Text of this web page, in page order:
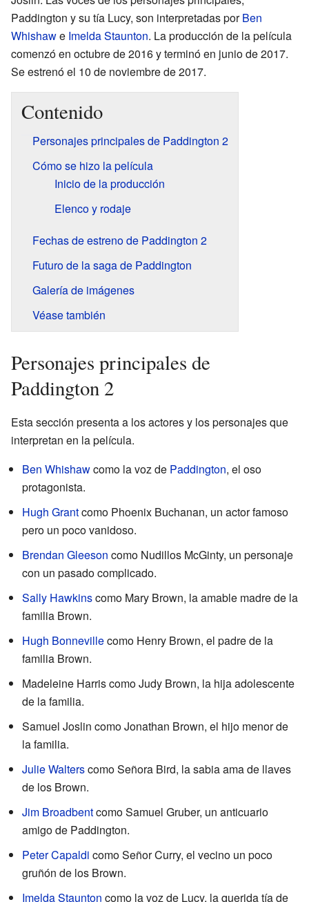
Paddington y su tía Lucy, son interpretadas porBen
Whishawe Imelda Staunton. La producción de la película
comenzó en octubre de 2016 y terminó en junio de 2017.
Se estrenó el 10 de noviembre de 2017.
Contenido
Personajes principales de Paddington 2
Cómo se hizo la película
Inicio de la producción
Elenco y rodaje
Fechas de estreno de Paddington 2
Futuro de la saga de Paddington
Galería de imágenes
Véase también
Personajes principales de
Paddington 2
Esta sección presenta a los actores y los personajes que
interpretan en la película.
Ben Whishawcomo la voz de Paddington, el oso
protagonista.
Hugh Grantcomo Phoenix Buchanan, un actor famoso
pero un poco vanidoso.
Brendan Gleeson como Nudillos McGinty, un personaje
con un pasado complicado.
Sally Hawkinscomo Mary Brown, la amable madre de la
familia Brown.
Hugh Bonnevillecomo Henry Brown, el padre de la
familia Brown.
Madeleine Harris como Judy Brown, la hija adolescente
de la familia.
Samuel Joslin como Jonathan Brown, el hijo menor de
la familia.
Julie Walterscomo Señora Bird, la sabia ama de llaves
de los Brown.
Jim Broadbentcomo Samuel Gruber, un anticuario
amigo de Paddington.
Peter Capaldi como Señor Curry, el vecino un poco
gruñón de los Brown.
Imelda Staunton como la voz de Lucy, la querida tía de